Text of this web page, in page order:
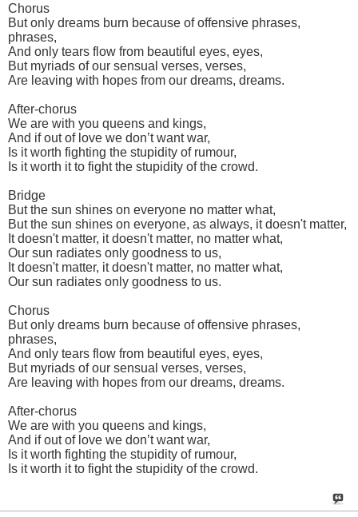
Chorus
But only dreams burn because of offensive phrases,
phrases,
And only tears flow from beautiful eyes, eyes,
But myriads of our sensual verses, verses,
Are leaving with hopes from our dreams, dreams.
After-chorus
We are with you queens and kings,
And if out of love we don’t want war,
Is it worth fighting the stupidity of rumour,
Is it worth it to fight the stupidity of the crowd.
Bridge
But the sun shines on everyone no matter what,
But the sun shines on everyone, as always, it doesn't matter,
It doesn't matter, it doesn't matter, no matter what,
Our sun radiates only goodness to us,
It doesn't matter, it doesn't matter, no matter what,
Our sun radiates only goodness to us.
Chorus
But only dreams burn because of offensive phrases,
phrases,
And only tears flow from beautiful eyes, eyes,
But myriads of our sensual verses, verses,
Are leaving with hopes from our dreams, dreams.
After-chorus
We are with you queens and kings,
And if out of love we don’t want war,
Is it worth fighting the stupidity of rumour,
Is it worth it to fight the stupidity of the crowd.